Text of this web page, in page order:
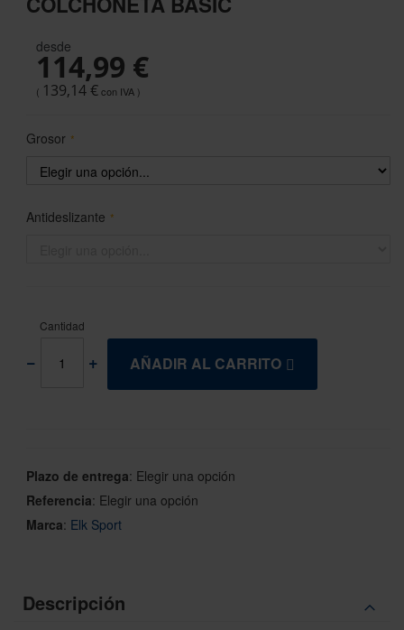
the
images
gallery
desde
114,99 €
139,14 €
Grosor
Antideslizante
Cantidad
AÑADIR AL CARRITO
Plazo de entrega: Elegir una opción
Referencia: Elegir una opción
Marca: Elk Sport
Descripción